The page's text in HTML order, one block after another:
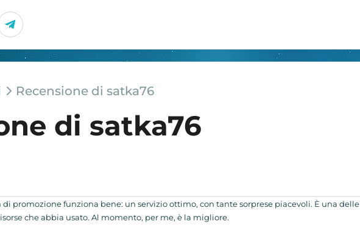
Recensione di satka76
di satka76
di promozione funziona bene: un servizio ottimo, con tante sorprese piacevoli. È una delle
che abbia usato. Al momento, per me, è la migliore.